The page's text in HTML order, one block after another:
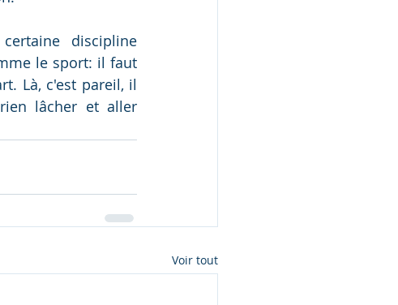
discipline
le sport: il faut
Là, c'est pareil, il
lâcher et aller
Voir tout